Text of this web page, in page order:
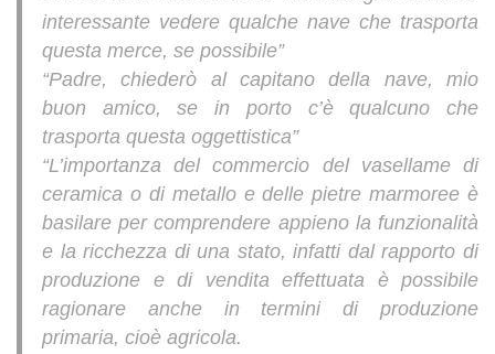
interessante vedere qualche nave che trasporta
questa merce, se possibile”
“Padre, chiederò al capitano della nave, mio
buon amico, se in porto c’è qualcuno che
trasporta questa oggettistica”
“L’importanza del commercio del vasellame di
ceramica o di metallo e delle pietre marmoree è
basilare per comprendere appieno la funzionalità
e la ricchezza di una stato, infatti dal rapporto di
produzione e di vendita effettuata è possibile
ragionare anche in termini di produzione
primaria, cioè agricola.